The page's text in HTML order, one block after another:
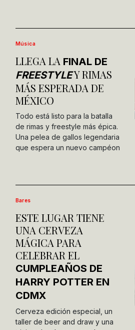
Música
LLEGA LA FINAL DE
FREESTYLEY RIMAS
MÁS ESPERADA DE
MÉXICO
Todo está listo para la batalla
de rimas y freestyle más épica.
Una pelea de gallos legendaria
que espera un nuevo campéon
Bares
ESTE LUGAR TIENE
UNA CERVEZA
MÁGICA PARA
CELEBRAR EL
CUMPLEAÑOS DE
HARRY POTTER EN
CDMX
Cerveza edición especial, un
taller de beer and draw y una